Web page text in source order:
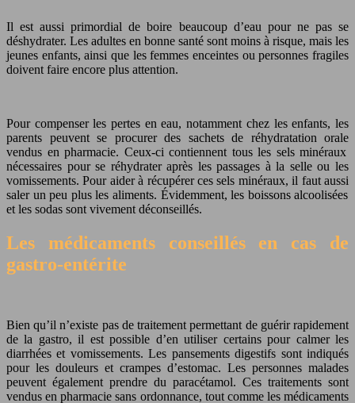
Il est aussi primordial deboire beaucoup d’eau pour ne pas se
déshydrater. Les adultes en bonne santé sont moins à risque, mais les
jeunes enfants, ainsi que les femmes enceintes ou personnes fragiles
doivent faire encore plus attention.
Pour compenser les pertes en eau, notamment chez les enfants, les
parents peuvent se procurer des sachets de réhydratation orale
vendus en pharmacie. Ceux-ci contiennent tous les sels minéraux
nécessaires pour se réhydrater après les passages à la selle ou les
vomissements. Pour aider à récupérer ces sels minéraux, il faut aussi
saler un peu plus les aliments. Évidemment, les boissons alcoolisées
et les sodas sont vivement déconseillés.
Les médicaments conseillés en cas de
gastro-entérite
Bien qu’il n’existe pas de traitement permettant de guérir rapidement
de la gastro, il est possible d’en utiliser certains pourcalmer les
diarrhées et vomissements. Les pansements digestifs sont indiqués
pour les douleurs et crampes d’estomac. Les personnes malades
peuvent également prendre du paracétamol. Ces traitements sont
vendus en pharmacie sans ordonnance, tout comme les médicaments